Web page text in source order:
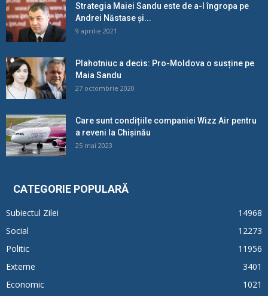
Strategia Maiei Sandu este de a-l îngropa pe
Andrei Năstase și...
9 aprilie 2021
Plahotniuc a decis: Pro-Moldova o susține pe
Maia Sandu
27 octombrie 2020
Care sunt condițiile companiei Wizz Air pentru
a reveni la Chișinău
25 mai 2023
CATEGORIE POPULARĂ
Subiectul Zilei
14968
Social
12273
Politic
11956
Externe
3401
Economic
1021